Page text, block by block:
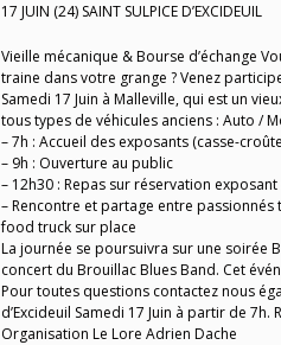
17 JUIN (24) SAINT SULPICE D’EXCIDEUIL
Vieille mécanique & Bourse d’échange
traine dans votre grange ? Venez
Samedi 17 Juin à Malleville, qui est un
tous types de véhicules anciens : Auto /
– 7h : Accueil des exposants (casse-
– 9h : Ouverture au public
– 12h30 : Repas sur réservation
– Rencontre et partage entre
food truck sur place
La journée se poursuivra sur une soirée
concert du Brouillac Blues Band. Cet
Pour toutes questions contactez nous
d’Excideuil Samedi 17 Juin à partir de
Organisation Le Lore Adrien Dache